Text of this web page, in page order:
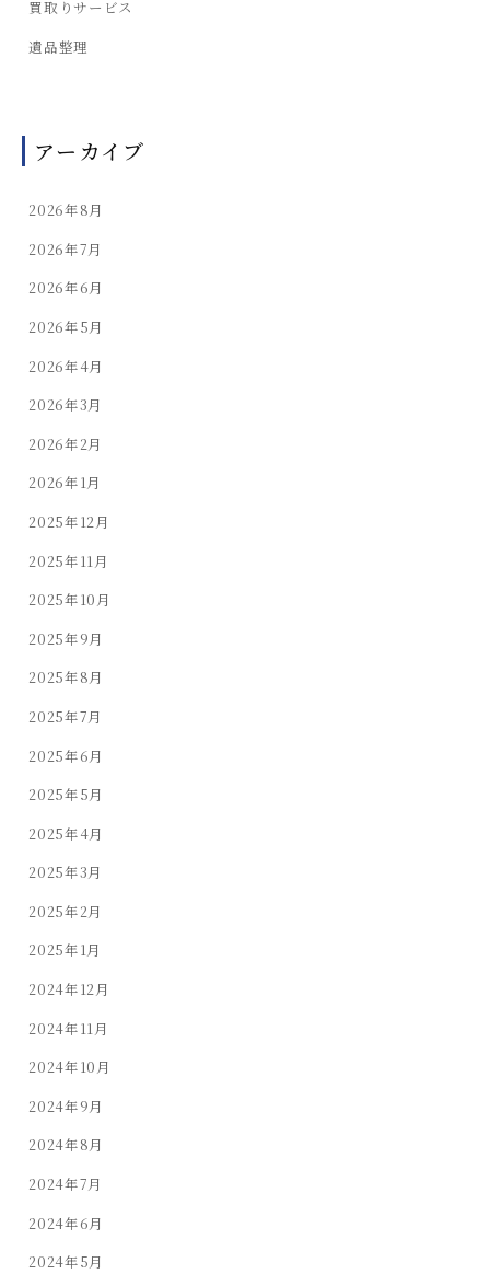
買取りサービス
遺品整理
アーカイブ
2026年8月
2026年7月
2026年6月
2026年5月
2026年4月
2026年3月
2026年2月
2026年1月
2025年12月
2025年11月
2025年10月
2025年9月
2025年8月
2025年7月
2025年6月
2025年5月
2025年4月
2025年3月
2025年2月
2025年1月
2024年12月
2024年11月
2024年10月
2024年9月
2024年8月
2024年7月
2024年6月
2024年5月